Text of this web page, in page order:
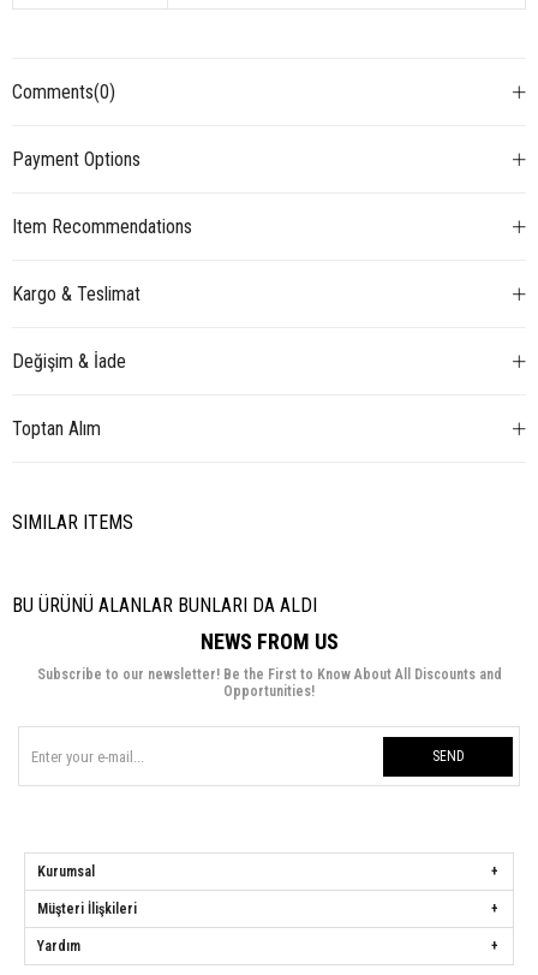
Comments(0)
Payment Options
Item Recommendations
Kargo & Teslimat
Değişim & İade
Toptan Alım
SIMILAR ITEMS
BU ÜRÜNÜ ALANLAR BUNLARI DA ALDI
NEWS FROM US
Subscribe to our newsletter! Be the First to Know About All Discounts and
Opportunities!
SEND
Kurumsal
Müşteri İlişkileri
Yardım